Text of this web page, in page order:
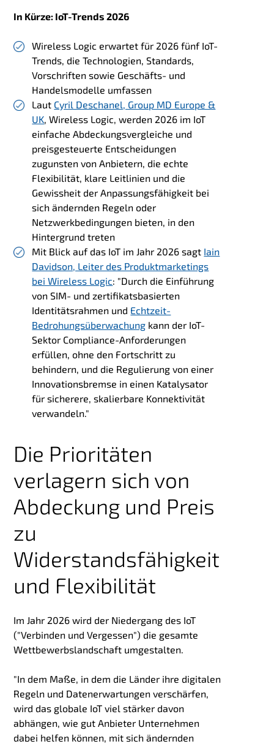
In Kürze: IoT-Trends 2026
Wireless Logic erwartet für 2026 fünf IoT-
Trends, die Technologien, Standards,
Vorschriften sowie Geschäfts- und
Handelsmodelle umfassen
Laut Cyril Deschanel, Group MD Europe &
UK , Wireless Logic , werden 2026 im IoT
einfache Abdeckungsvergleiche und
preisgesteuerte Entscheidungen
zugunsten von Anbietern, die echte
Flexibilität, klare Leitlinien und die
Gewissheit der Anpassungsfähigkeit bei
sich ändernden Regeln oder
Netzwerkbedingungen bieten, in den
Hintergrund treten
Mit Blick auf das IoT im Jahr 2026sagt Iain
Davidson, Leiter des Produktmarketings
bei Wireless Logic: "Durch die Einführung
von SIM- und zertifikatsbasierten
Identitätsrahmen und Echtzeit-
Bedrohungsüberwachung kann der IoT-
Sektor Compliance-Anforderungen
erfüllen, ohne den Fortschritt zu
behindern, und die Regulierung von einer
Innovationsbremse in einen Katalysator
für sicherere, skalierbare Konnektivität
verwandeln."
Die Prioritäten
verlagern sich von
Abdeckung und Preis
zu
Widerstandsfähigkeit
und Flexibilität
Im Jahr 2026 wird der Niedergang des IoT
("Verbinden und Vergessen") die gesamte
Wettbewerbslandschaft umgestalten.
"In dem Maße, in dem die Länder ihre digitalen
Regeln und Datenerwartungen verschärfen,
wird das globale IoT viel stärker davon
abhängen, wie gut Anbieter Unternehmen
dabei helfen können, mit sich ändernden